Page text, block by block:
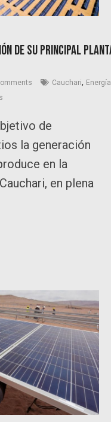
de su principal
Cauchari, Energía
de
la generación
en la
en plena